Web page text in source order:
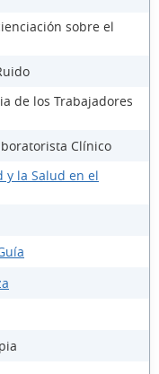
sobre el
de los Trabajadores
Clínico
y la Salud en el